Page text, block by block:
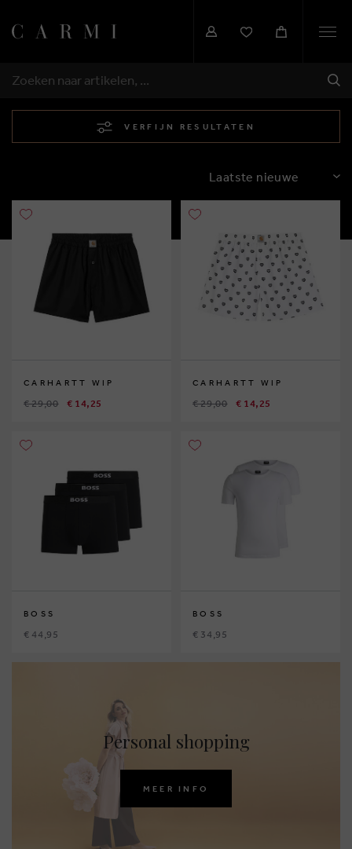
ZOEKEN
VERFIJN RESULTATEN
SORTEREN
CARHARTT WIP
€ 29,00 € 14,25
CARHARTT WIP
€ 29,00 € 14,25
BOSS
€ 44,95
BOSS
€ 34,95
Personal shopping
MEER INFO